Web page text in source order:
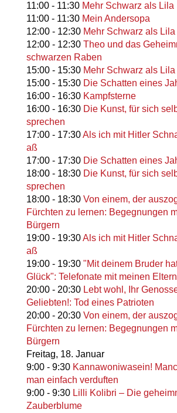
11:00- 11:30 Mehr Schwarz als Lila
11:00- 11:30 Mein Andersopa
12:00- 12:30 Mehr Schwarz als Lila
12:00- 12:30 Theo und das
schwarzen Raben
15:00- 15:30 Mehr Schwarz als Lila
15:00- 15:30 Die Schatten eines
16:00- 16:30 Kampfsterne
16:00- 16:30 Die Kunst, für sich
sprechen
17:00- 17:30Als ich mit Hitler
aß
17:00- 17:30 Die Schatten eines
18:00- 18:30 Die Kunst, für sich
sprechen
18:00- 18:30 Von einem, der
Fürchten zu lernen: Begegnungen
Bürgern
19:00- 19:30Als ich mit Hitler
aß
19:00- 19:30 "Mit deinem Bruder
Glück": Telefonate mit meinen Eltern
20:00- 20:30 Lebt wohl, Ihr
Geliebten!: Tod eines Patrioten
20:00- 20:30 Von einem, der
Fürchten zu lernen: Begegnungen
Bürgern
Freitag, 18. Januar
9:00- 9:30 Kannawoniwasein!
man einfach verduften
9:00- 9:30 Lilli Kolibri – Die
Zauberblume